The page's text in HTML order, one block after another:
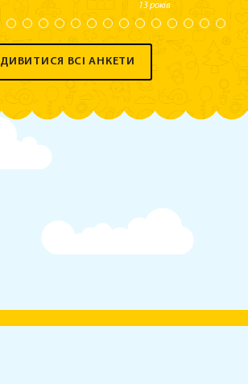
13 років
ДИВИТИСЯ ВСІ АНКЕТИ